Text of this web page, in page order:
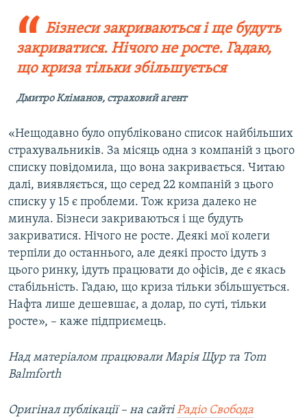
Бізнеси закриваються і ще будуть
закриватися. Нічого не росте. Гадаю,
що криза тільки збільшується
Дмитро Кліманов, страховий агент
«Нещодавно було опубліковано список найбільших
страхувальників. За місяць одна з компаній з цього
списку повідомила, що вона закривається. Читаю
далі, виявляється, що серед 22 компаній з цього
списку у 15 є проблеми. Тож криза далеко не
минула. Бізнеси закриваються і ще будуть
закриватися. Нічого не росте. Деякі мої колеги
терпіли до останнього, але деякі просто ідуть з
цього ринку, ідуть працювати до офісів, де є якась
стабільність. Гадаю, що криза тільки збільшується.
Нафта лише дешевшає, а долар, по суті, тільки
росте», – каже підприємець.
Над матеріалом працювали Марія Щур та Tom
Balmforth
Оригінал публікації – на сайтіРадіо Свобода